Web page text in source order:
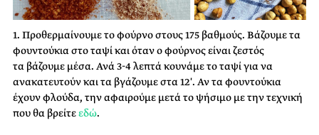
1. Προθερμαίνουμε το φούρνο στους 175 βαθμούς. Βάζουμε τα
φουντούκια στο ταψί και όταν ο φούρνος είναι ζεστός
τα βάζουμε μέσα. Ανά 3-4 λεπτά κουνάμε το ταψί για να
ανακατευτούν και τα βγάζουμε στα 12′. Αν τα φουντούκια
έχουν φλούδα, την αφαιρούμε μετά το ψήσιμο με την τεχνική
που θα βρείτεεδώ.